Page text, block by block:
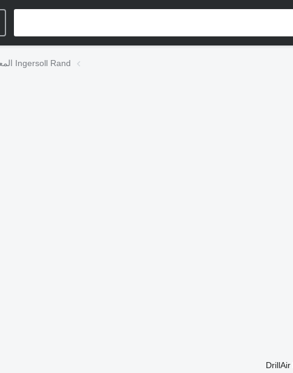
المعدات الصناعية Ingersoll Rand
DrillAir